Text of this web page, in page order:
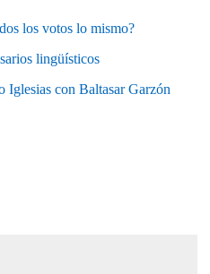
los votos lo mismo?
lingüísticos
Iglesias con Baltasar Garzón